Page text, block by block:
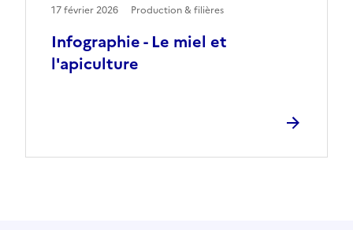
Infographie - Le miel et
l'apiculture
17 février 2026 Production & filières